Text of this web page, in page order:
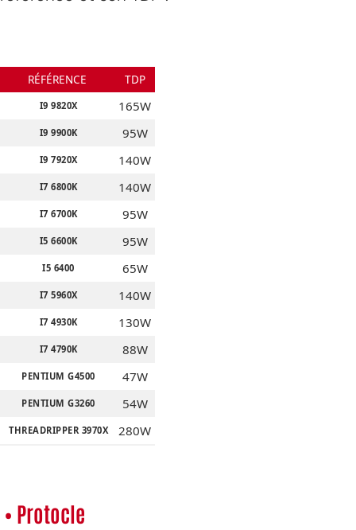
RÉFÉRENCE TDP
I9 9820X 165W
I9 9900K 95W
I9 7920X 140W
I7 6800K 140W
I7 6700K 95W
I5 6600K 95W
I5 6400 65W
I7 5960X 140W
I7 4930K 130W
I7 4790K 88W
PENTIUM G4500 47W
PENTIUM G3260 54W
THREADRIPPER 3970X 280W
RYZEN 7 3900X
• Protocle